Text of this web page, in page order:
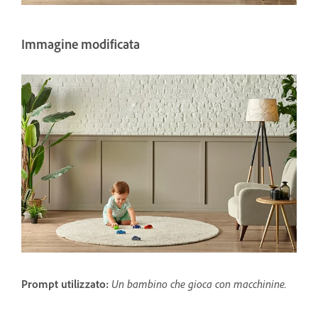
Immagine modificata
Prompt utilizzato: Un bambino che gioca con macchinine.